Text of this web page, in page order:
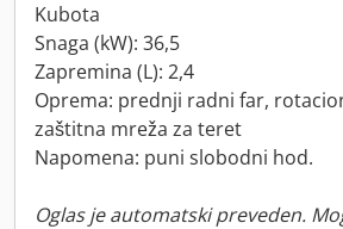
Kubota
Snaga (kW): 36,5
Zapremina (L): 2,4
Oprema: prednji radni far,
zaštitna mreža za teret
Napomena: puni slobodni hod.
Oglas je automatski preveden.